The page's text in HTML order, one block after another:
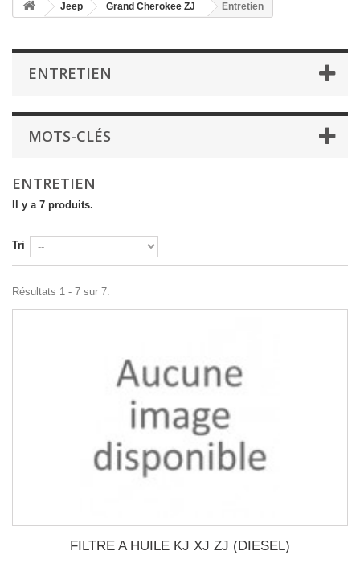
Jeep Grand Cherokee ZJ Entretien
ENTRETIEN
MOTS-CLÉS
ENTRETIEN
Il y a 7 produits.
Tri
Résultats 1 - 7 sur 7.
FILTRE A HUILE KJ XJ ZJ (DIESEL)